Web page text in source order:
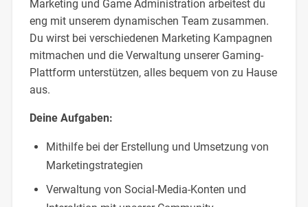
Marketing und Game Administration arbeitest du
eng mit unserem dynamischen Team zusammen.
Du wirst bei verschiedenen Marketing Kampagnen
mitmachen und die Verwaltung unserer Gaming-
Plattform unterstützen, alles bequem von zu Hause
aus.
Deine Aufgaben:
Mithilfe bei der Erstellung und Umsetzung von
Marketingstrategien
Verwaltung von Social-Media-Konten und